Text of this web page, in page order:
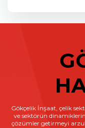
Gökçelik İnşaat, çelik
ve sektörün
çözümler getirmeyi